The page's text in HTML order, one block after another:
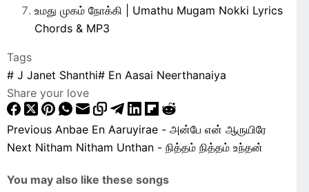
உமது முகம் நோக்கி | Umathu Mugam Nokki Lyrics
Chords & MP3
Tags
# J Janet Shanthi# En Aasai Neerthanaiya
Share your love
Previous Anbae En Aaruyirae - அன்பே என் ஆருயிரே
Next Nitham Nitham Unthan - நித்தம் நித்தம் உந்தன்
You may also like these songs